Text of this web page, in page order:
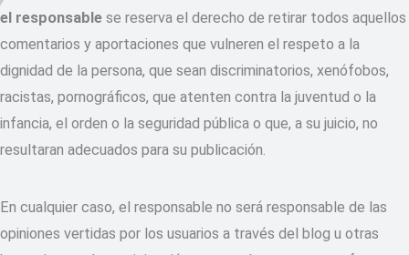
el responsable se reserva el derecho de retirar todos aquellos
comentarios y aportaciones que vulneren el respeto a la
dignidad de la persona, que sean discriminatorios, xenófobos,
racistas, pornográficos, que atenten contra la juventud o la
infancia, el orden o la seguridad pública o que, a su juicio, no
resultaran adecuados para su publicación.
En cualquier caso, el responsable no será responsable de las
opiniones vertidas por los usuarios a través del blog u otras